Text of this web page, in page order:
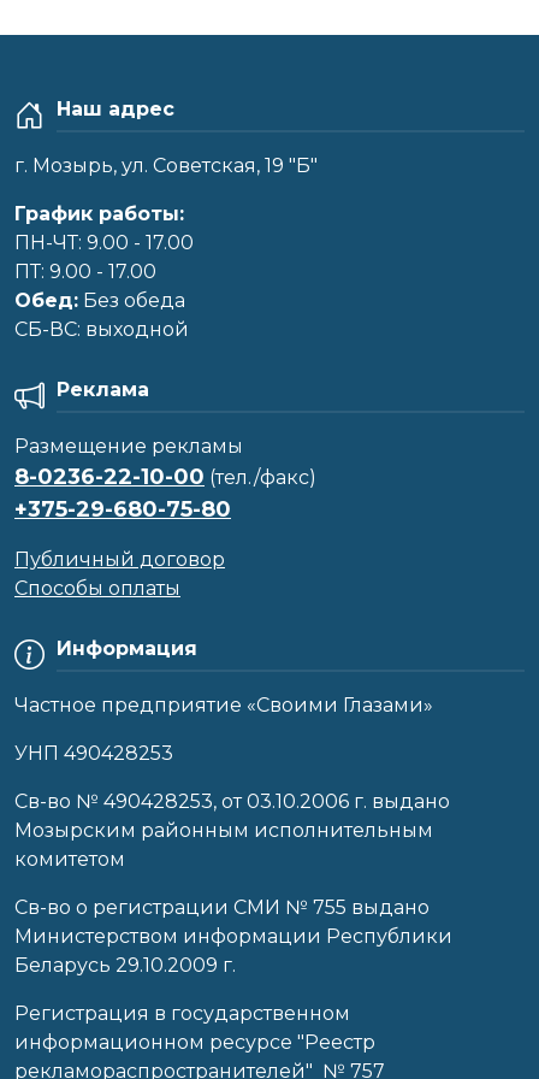
Наш адрес
г. Мозырь, ул. Советская, 19 "Б"
График работы:
ПН-ЧТ: 9.00 - 17.00
ПТ: 9.00 - 17.00
Обед: Без обеда
CБ-ВС: выходной
Информация
Частное предприятие «Своими Глазами»
УНП 490428253
Cв-во № 490428253, от 03.10.2006 г. выдано
Мозырским районным исполнительным
комитетом
Св-во о регистрации СМИ № 755 выдано
Министерством информации Республики
Беларусь 29.10.2009 г.
Регистрация в государственном
информационном ресурсе "Реестр
рекламораспространителей" № 757
Реклама
Размещение рекламы
8-0236-22-10-00 (тел./факс)
+375-29-680-75-80
Публичный договор
Способы оплаты